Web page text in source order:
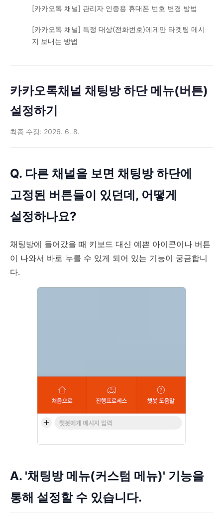
[카카오톡 채널] 관리자 인증용 휴대폰 번호 변경 방법
[카카오톡 채널] 특정 대상(전화번호)에게만 타겟팅 메시
지 보내는 방법
카카오톡채널 채팅방 하단 메뉴(버튼)
설정하기
최종 수정: 2026. 6. 8.
Q. 다른 채널을 보면 채팅방 하단에
고정된 버튼들이 있던데, 어떻게
설정하나요?
채팅방에 들어갔을 때 키보드 대신 예쁜 아이콘이나 버튼
이 나와서 바로 누를 수 있게 되어 있는 기능이 궁금합니
다.
A. '채팅방 메뉴(커스텀 메뉴)' 기능을
통해 설정할 수 있습니다.